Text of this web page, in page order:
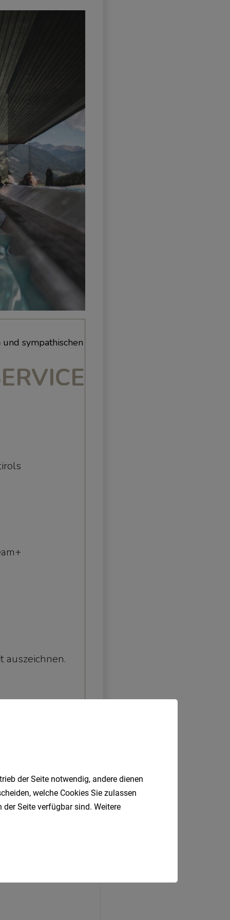
der Seite notwendig, andere dienen
welche Cookies Sie zulassen
Seite verfügbar sind. Weitere